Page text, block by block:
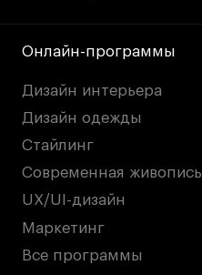
Онлайн-программы
Дизайн интерьера
Дизайн одежды
Стайлинг
Современная живопись
UX/UI-дизайн
Маркетинг
Все программы